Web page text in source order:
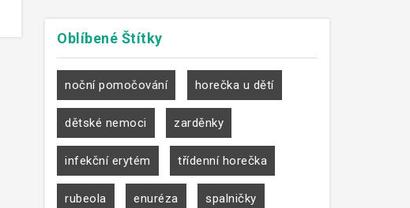
Oblíbené Štítky
noční pomočování horečka u dětí
dětské nemoci zarděnky
infekční erytém třídenní horečka
rubeola enuréza spalničky